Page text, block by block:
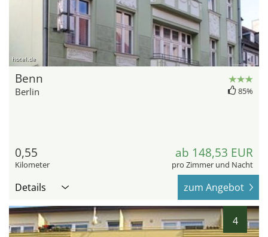
hotel.de
Benn
Berlin 85%
0,55
Kilometer
ab 148,53 EUR
pro Zimmer und Nacht
Details zum Angebot
4